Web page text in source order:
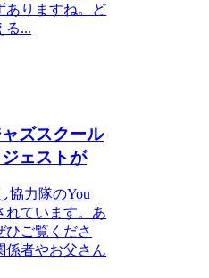
ありますね。ど
る...
ズスクール
ェストが
協力隊のYou
れています。あ
ひご覧くださ
係者やお父さん